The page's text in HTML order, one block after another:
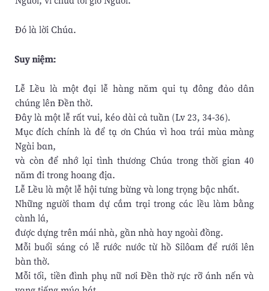
Ðó là lời Chúa.
Suy niệm:
Lễ Lều là một đại lễ hàng năm qui tụ đông đảo dân
chúng lên Đền thờ.
Đây là một lễ rất vui, kéo dài cả tuần (Lv 23, 34-36).
Mục đích chính là để tạ ơn Chúa vì hoa trái mùa màng
Ngài ban,
và còn để nhớ lại tình thương Chúa trong thời gian 40
năm đi trong hoang địa.
Lễ Lều là một lễ hội tưng bừng và long trọng bậc nhất.
Những người tham dự cắm trại trong các lều làm bằng
cành lá,
được dựng trên mái nhà, gần nhà hay ngoài đồng.
Mỗi buổi sáng có lễ rước nước từ hồ Silôam để rưới lên
bàn thờ.
Mỗi tối, tiền đình phụ nữ nơi Đền thờ rực rỡ ánh nến và